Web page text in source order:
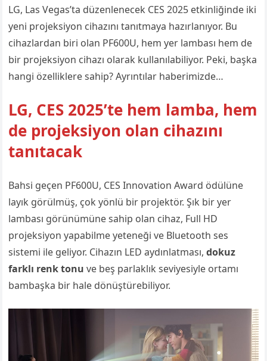
LG, Las Vegas’ta düzenlenecek CES 2025 etkinliğinde iki
yeni projeksiyon cihazını tanıtmaya hazırlanıyor. Bu
cihazlardan biri olan PF600U, hem yer lambası hem de
bir projeksiyon cihazı olarak kullanılabiliyor. Peki, başka
hangi özelliklere sahip? Ayrıntılar haberimizde…
LG, CES 2025’te hem lamba, hem
de projeksiyon olan cihazını
tanıtacak
Bahsi geçen PF600U, CES Innovation Award ödülüne
layık görülmüş, çok yönlü bir projektör. Şık bir yer
lambası görünümüne sahip olan cihaz, Full HD
projeksiyon yapabilme yeteneği ve Bluetooth ses
sistemi ile geliyor. Cihazın LED aydınlatması,dokuz
farklı renk tonu ve beş parlaklık seviyesiyle ortamı
bambaşka bir hale dönüştürebiliyor.